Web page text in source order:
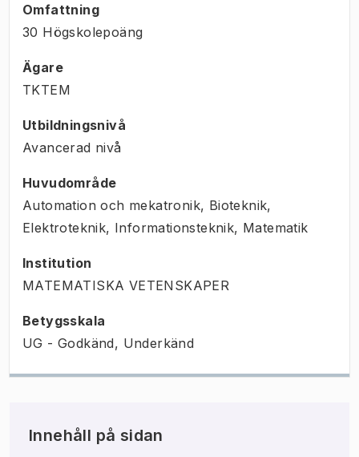
Omfattning
30 Högskolepoäng
Ägare
TKTEM
Utbildningsnivå
Avancerad nivå
Huvudområde
Automation och mekatronik, Bioteknik,
Elektroteknik, Informationsteknik, Matematik
Institution
MATEMATISKA VETENSKAPER
Betygsskala
UG - Godkänd, Underkänd
Innehåll på sidan